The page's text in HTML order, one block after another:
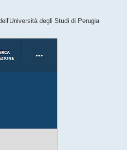
degli Studi di Perugia